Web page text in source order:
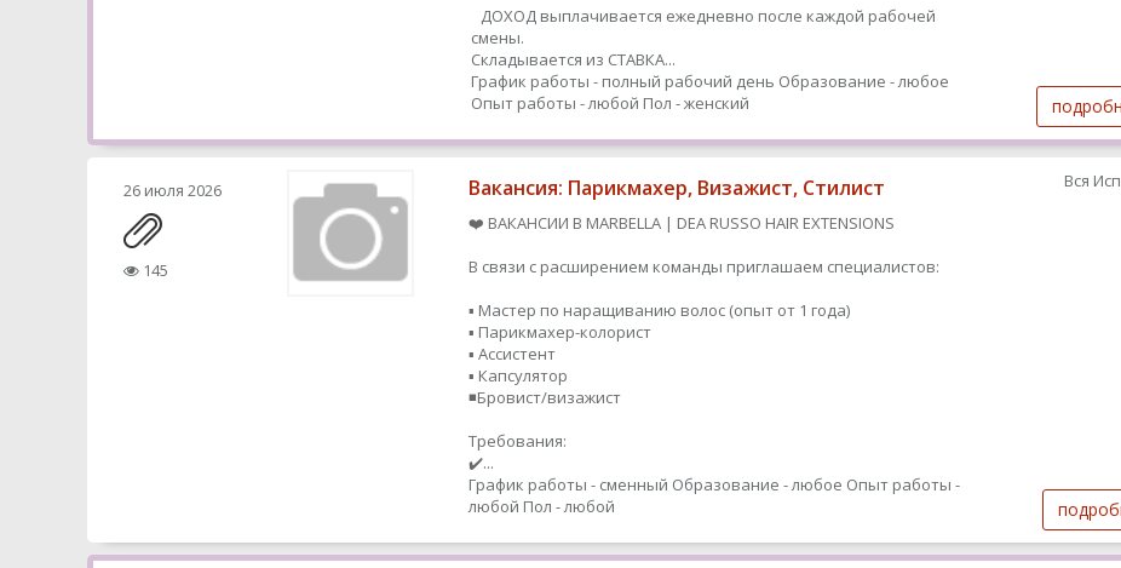
ДОХОД выплачивается ежедневно после каждой рабочей
смены.
Складывается из СТАВКА...
График работы - полный рабочий день Образование - любое
Опыт работы - любой Пол - женский
26 июля 2026
145
Вакансия: Парикмахер, Визажист, Стилист
❤️ ВАКАНСИИ В MARBELLA | DEA RUSSO HAIR EXTENSIONS
В связи с расширением команды приглашаем специалистов:
▪️ Мастер по наращиванию волос (опыт от 1 года)
▪️ Парикмахер-колорист
▪️ Ассистент
▪️ Капсулятор
◾️Бровист/визажист
Требования:
✔️...
График работы - сменный Образование - любое Опыт работы -
любой Пол - любой
Вся